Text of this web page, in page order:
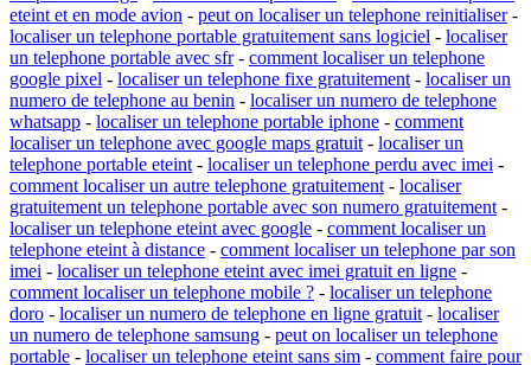
eteint et en mode avion - peut on localiser un telephone reinitialiser-
localiser un telephone portable gratuitement sans logiciel - localiser
un telephone portable avec sfr- comment localiser un telephone
google pixel - localiser un telephone fixe gratuitement - localiser un
numero de telephone au benin - localiser un numero de telephone
whatsapp - localiser un telephone portable iphone - comment
localiser un telephone avec google maps gratuit - localiser un
telephone portable eteint - localiser un telephone perdu avec imei -
comment localiser un autre telephone gratuitement - localiser
gratuitement un telephone portable avec son numero gratuitement -
localiser un telephone eteint avec google - comment localiser un
telephone eteint à distance - comment localiser un telephone par son
imei - localiser un telephone eteint avec imei gratuit en ligne -
comment localiser un telephone mobile ? - localiser un telephone
doro - localiser un numero de telephone en ligne gratuit - localiser
un numero de telephone samsung - peut on localiser un telephone
portable - localiser un telephone eteint sans sim - comment faire pour